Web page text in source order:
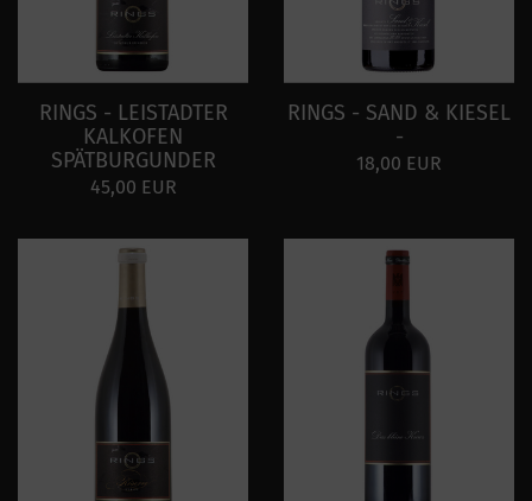
RINGS - LEISTADTER
KALKOFEN
SPÄTBURGUNDER
45,00 EUR
RINGS - SAND & KIESEL
-
18,00 EUR